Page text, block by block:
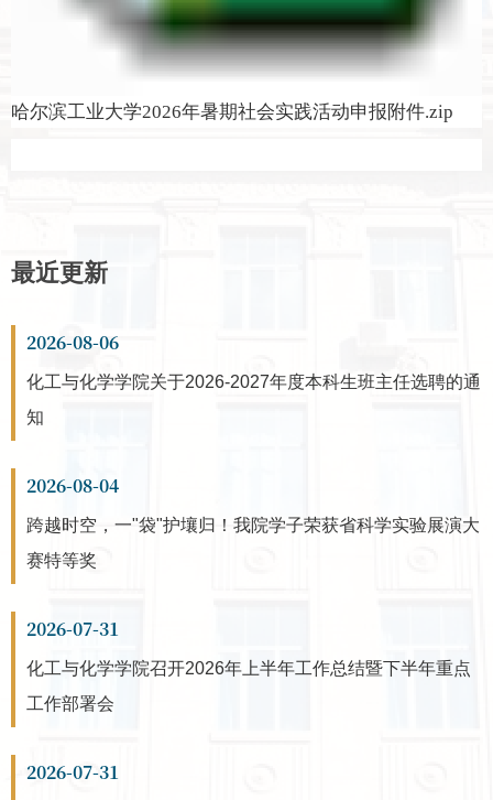
哈尔滨工业大学2026年暑期社会实践活动申报附件.zip
最近更新
2026-08-06
化工与化学学院关于2026-2027年度本科生班主任选聘的通
知
2026-08-04
跨越时空，一"袋"护壤归！我院学子荣获省科学实验展演大
赛特等奖
2026-07-31
化工与化学学院召开2026年上半年工作总结暨下半年重点
工作部署会
2026-07-31